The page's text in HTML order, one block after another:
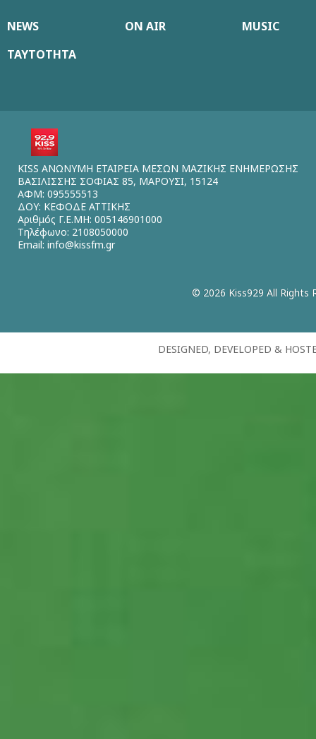
NEWS ON AIR
MUSIC
ΤΑΥΤΟΤΗΤΑ
KISS ΑΝΩΝΥΜΗ ΕΤΑΙΡΕΙΑ ΜΕΣΩΝ ΜΑΖΙΚΗΣ ΕΝΗΜΕΡΩΣΗΣ
ΒΑΣΙΛΙΣΣΗΣ ΣΟΦΙΑΣ 85, ΜΑΡΟΥΣΙ, 15124
ΑΦΜ: 095555513
ΔΟΥ: ΚΕΦΟΔΕ ΑΤΤΙΚΗΣ
Αριθμός Γ.Ε.ΜΗ: 005146901000
Τηλέφωνο: 2108050000
Email: info@kissfm.gr
© 2026 Kiss929 All Rights
DESIGNED, DEVELOPED &